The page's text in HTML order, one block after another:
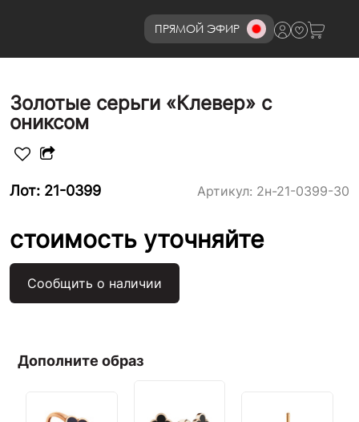
ПРЯМОЙ ЭФИР8 (800)777-72-69
Золотые серьги «Клевер» с
ониксом
Лот: 21-0399 Артикул: 2н-21-0399-30
стоимость уточняйте
Сообщить о наличии
Дополните образ